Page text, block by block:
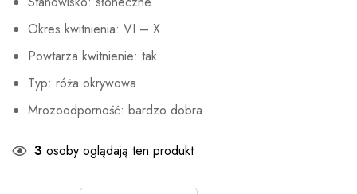
Okres kwitnienia: VI – X
Powtarza kwitnienie: tak
Typ: róża okrywowa
Mrozoodporność: bardzo dobra
3 osoby oglądają ten produkt